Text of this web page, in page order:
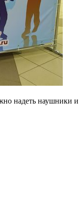
надеть наушники